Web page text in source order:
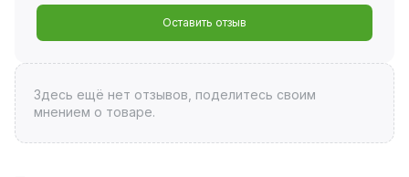
Оставить отзыв
Здесь ещё нет отзывов, поделитесь своим
мнением о товаре.